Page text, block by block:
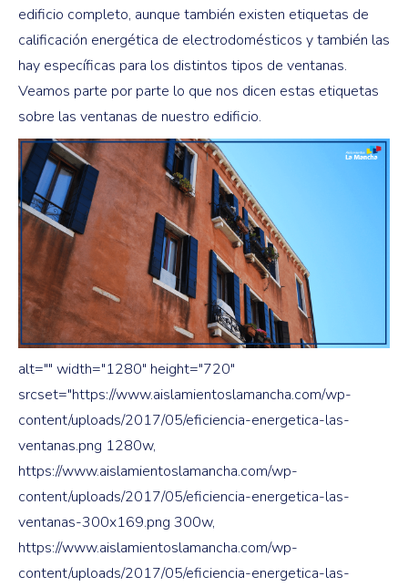
edificio completo, aunque también existen etiquetas de
calificación energética de electrodomésticos y también las
hay específicas para los distintos tipos de ventanas.
Veamos parte por parte lo que nos dicen estas etiquetas
sobre las ventanas de nuestro edificio.
alt="" width="1280" height="720"
srcset="https://www.aislamientoslamancha.com/wp-
content/uploads/2017/05/eficiencia-energetica-las-
ventanas.png 1280w,
https://www.aislamientoslamancha.com/wp-
content/uploads/2017/05/eficiencia-energetica-las-
ventanas-300x169.png 300w,
https://www.aislamientoslamancha.com/wp-
content/uploads/2017/05/eficiencia-energetica-las-